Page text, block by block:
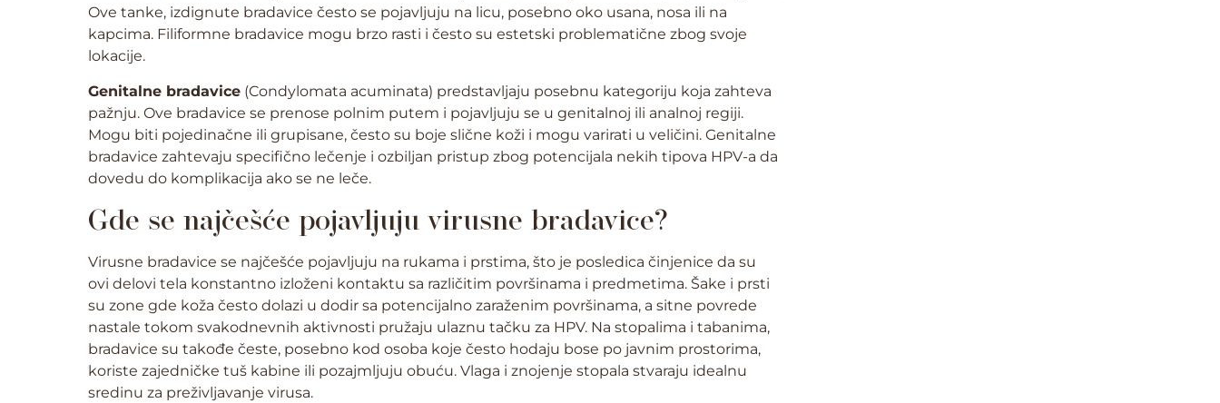
Ove tanke, izdignute bradavice često se pojavljuju na licu, posebno oko usana, nosa ili na
kapcima. Filiformne bradavice mogu brzo rasti i često su estetski problematične zbog svoje
lokacije.
Genitalne bradavice (Condylomata acuminata) predstavljaju posebnu kategoriju koja zahteva
pažnju. Ove bradavice se prenose polnim putem i pojavljuju se u genitalnoj ili analnoj regiji.
Mogu biti pojedinačne ili grupisane, često su boje slične koži i mogu varirati u veličini. Genitalne
bradavice zahtevaju specifično lečenje i ozbiljan pristup zbog potencijala nekih tipova HPV-a da
dovedu do komplikacija ako se ne leče.
Gde se najčešće pojavljuju virusne bradavice?
Virusne bradavice se najčešće pojavljuju na rukama i prstima, što je posledica činjenice da su
ovi delovi tela konstantno izloženi kontaktu sa različitim površinama i predmetima. Šake i prsti
su zone gde koža često dolazi u dodir sa potencijalno zaraženim površinama, a sitne povrede
nastale tokom svakodnevnih aktivnosti pružaju ulaznu tačku za HPV. Na stopalima i tabanima,
bradavice su takođe česte, posebno kod osoba koje često hodaju bose po javnim prostorima,
koriste zajedničke tuš kabine ili pozajmljuju obuću. Vlaga i znojenje stopala stvaraju idealnu
sredinu za preživljavanje virusa.